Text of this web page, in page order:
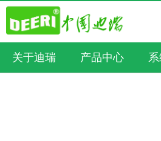
关于迪瑞 产品中心